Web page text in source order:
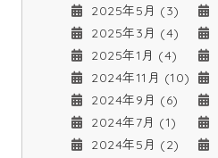
2025年5月 (3)
2025年3月 (4)
2025年1月 (4)
2024年11月 (10)
2024年9月 (6)
2024年7月 (1)
2024年5月 (2)